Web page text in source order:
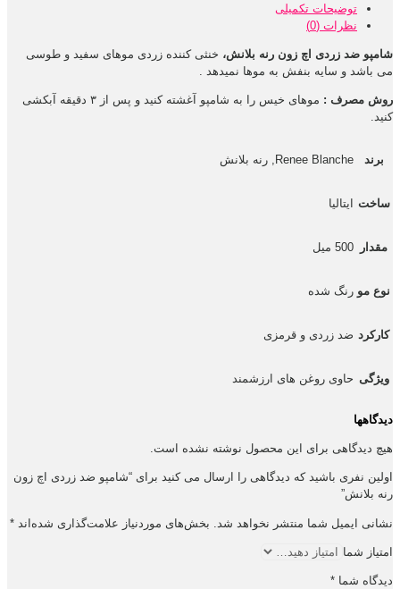
توضیحات تکمیلی
نظرات (0)
شامپو ضد زردی اچ زون رنه بلانش، خنثی کننده زردی موهای سفید و طوسی
می باشد و سایه بنفش به موها نمیدهد .
روش مصرف :
موهای خیس را به شامپو آغشته کنید و پس از ۳ دقیقه آبکشی
کنید.
برند Renee Blanche, رنه بلانش
ساخت ایتالیا
مقدار 500 میل
نوع مو رنگ شده
کارکرد ضد زردی و قرمزی
ویژگی حاوی روغن های ارزشمند
دیدگاهها
هیچ دیدگاهی برای این محصول نوشته نشده است.
اولین نفری باشید که دیدگاهی را ارسال می کنید برای “شامپو ضد زردی اچ زون
رنه بلانش”
نشانی ایمیل شما منتشر نخواهد شد. بخش‌های موردنیاز علامت‌گذاری شده‌اند *
امتیاز شما
دیدگاه شما *